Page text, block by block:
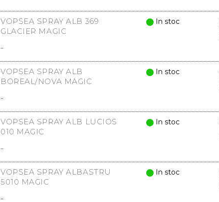
VOPSEA SPRAY ALB 369
GLACIER MAGIC
..
In stoc
VOPSEA SPRAY ALB
BOREAL/NOVA MAGIC
..
In stoc
VOPSEA SPRAY ALB LUCIOS
010 MAGIC
..
In stoc
VOPSEA SPRAY ALBASTRU
5010 MAGIC
..
In stoc